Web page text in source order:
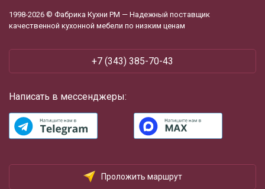
1998-2026 © Фабрика Кухни РМ — Надежный поставщик
качественной кухонной мебели по низким ценам
+7 (343) 385-70-43
Написать в мессенджеры:
Проложить маршрут